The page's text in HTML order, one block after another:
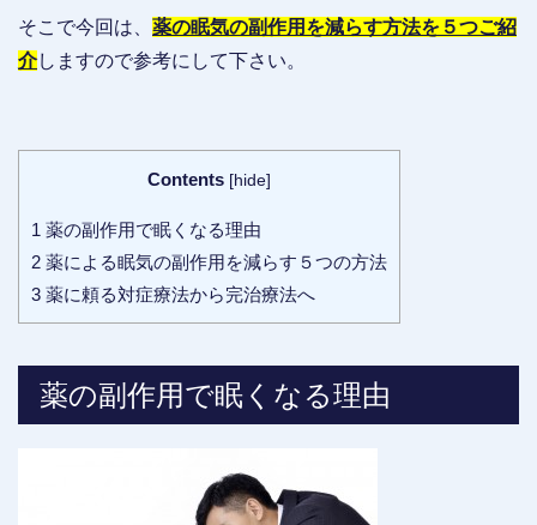
そこで今回は、 薬の眠気の副作用を減らす方法を５つご紹
介しますので参考にして下さい。
Contents [hide]
1 薬の副作用で眠くなる理由
2 薬による眠気の副作用を減らす５つの方法
3 薬に頼る対症療法から完治療法へ
薬の副作用で眠くなる理由